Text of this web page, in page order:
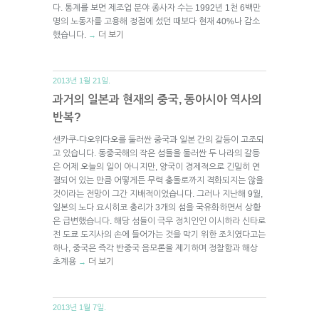
다. 통계를 보면 제조업 분야 종사자 수는 1992년 1천 6백만
명의 노동자를 고용해 정점에 섰던 때보다 현재 40%나 감소
했습니다.
→ 더 보기
2013년 1월 21일.
과거의 일본과 현재의 중국, 동아시아 역사의
반복?
센카쿠-댜오위다오를 둘러싼 중국과 일본 간의 갈등이 고조되
고 있습니다. 동중국해의 작은 섬들을 둘러싼 두 나라의 갈등
은 어제 오늘의 일이 아니지만, 양국이 경제적으로 긴밀히 연
결되어 있는 만큼 어떻게든 무력 충돌로까지 격화되지는 않을
것이라는 전망이 그간 지배적이었습니다. 그러나 지난해 9월,
일본의 노다 요시히코 총리가 3개의 섬을 국유화하면서 상황
은 급변했습니다. 해당 섬들이 극우 정치인인 이시하라 신타로
전 도쿄 도지사의 손에 들어가는 것을 막기 위한 조치였다고는
하나, 중국은 즉각 반중국 음모론을 제기하며 정찰함과 해상
초계용 → 더 보기
2013년 1월 7일.